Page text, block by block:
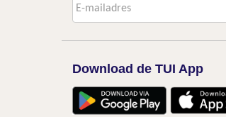
Download de TUI App